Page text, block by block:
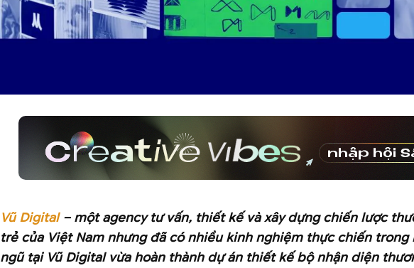
Vũ Digital– một agency tư vấn, thiết kế và xây dựng chiến lược
trẻ của Việt Nam nhưng đã có nhiều kinh nghiệm thực chiến trong
ngũ tại Vũ Digital vừa hoàn thành dự án thiết kế bộ nhận diện